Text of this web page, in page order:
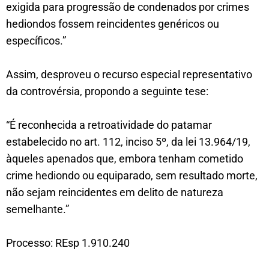
exigida para progressão de condenados por crimes
hediondos fossem reincidentes genéricos ou
específicos.”
Assim, desproveu o recurso especial representativo
da controvérsia, propondo a seguinte tese:
“É reconhecida a retroatividade do patamar
estabelecido no art. 112, inciso 5º, da lei 13.964/19,
àqueles apenados que, embora tenham cometido
crime hediondo ou equiparado, sem resultado morte,
não sejam reincidentes em delito de natureza
semelhante.”
Processo: REsp 1.910.240